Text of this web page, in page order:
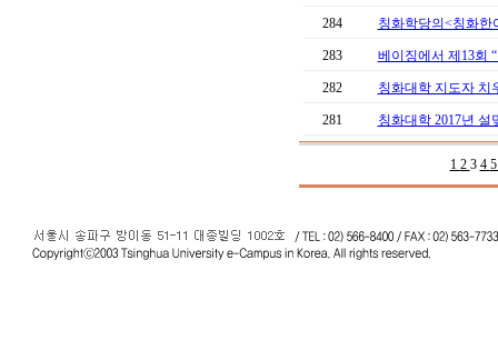
284 칭화학당의<칭화한
283 베이징에서 제13회
282 칭화대학 지도자 치
281 칭화대학 2017년 설
1 2 3 4